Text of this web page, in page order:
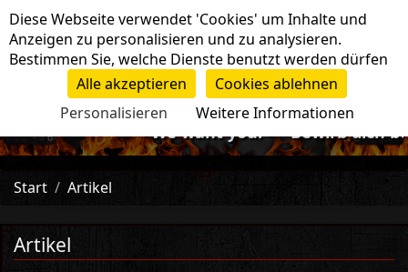
Navigation
-=>We want you!<=- Bewirb dich bei
Start Artikel
Artikel
Cookie-Einstellungen
Diese Webseite verwendet 'Cookies' um Inhalte und
Anzeigen zu personalisieren und zu analysieren.
Bestimmen Sie, welche Dienste benutzt werden dürfen
Alle akzeptieren
Cookies ablehnen
Personalisieren
Weitere Informationen